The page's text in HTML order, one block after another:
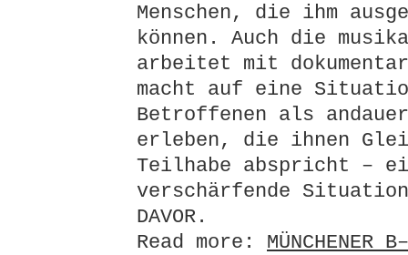
Menschen, die ihm
können. Auch die
arbeitet mit
macht auf eine
Betroffenen als
erleben, die ihnen
Teilhabe abspricht –
verschärfende
DAVOR.
Read more: MÜNCHENER